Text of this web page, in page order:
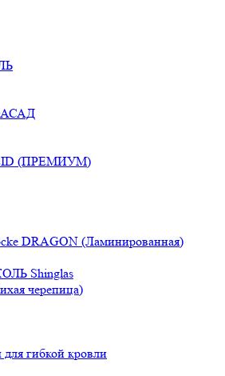
(ПРЕМИУМ)
DRAGON (Ламинированная)
Shinglas
черепица)
для гибкой кровли